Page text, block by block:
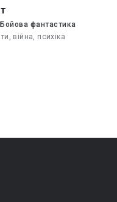
фантастика
війна, психіка